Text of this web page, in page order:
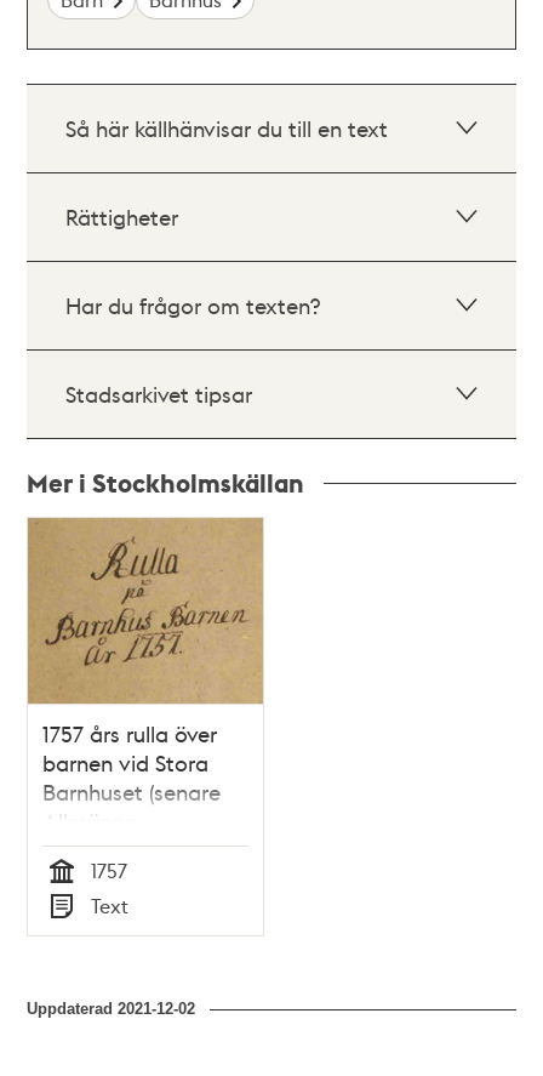
Så här källhänvisar du till en text
Rättigheter
Har du frågor om texten?
Stadsarkivet tipsar
Mer i Stockholmskällan
Relaterade
teman
1757 års rulla över
barnen vid Stora
Barnhuset (senare
Allmänna
Barnhuset)
Tid
1757
Typ
Text
Uppdaterad2021-12-02